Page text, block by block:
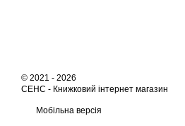
© 2021 - 2026
СЕНС - Книжковий інтернет магазин
Мобільна версія